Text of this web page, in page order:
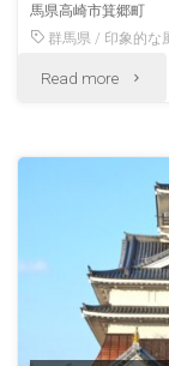
の
馬県高崎市箕郷町
群馬県 / 印象的な
Read more "箕
跡
群
馬